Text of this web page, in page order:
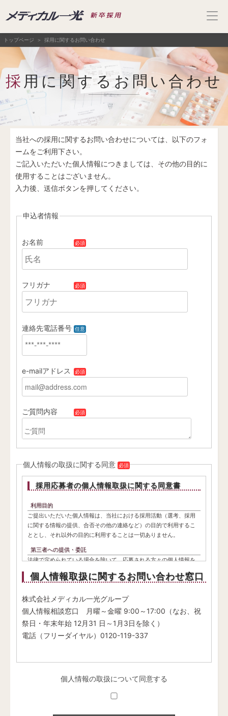
トップページ 採用に関するお問い合わせ
採用に関するお問い合わせ
当社への採用に関するお問い合わせについては、以下のフォ
ームをご利用下さい。
ご記入いただいた個人情報につきましては、その他の目的に
使用することはございません。
入力後、送信ボタンを押してください。
申込者情報
お名前 必須
フリガナ 必須
連絡先電話番号 任意
e-mailアドレス 必須
ご質問内容 必須
個人情報の取扱に関する同意 必須
採用応募者の個人情報取扱に関する同意書
利用目的
ご提出いただいた個人情報は、当社における採用活動（選考、採用
に関する情報の提供、合否その他の連絡など）の目的で利用するこ
ととし、それ以外の目的に利用することは一切ありません。
第三者への提供・委託
法律で定められている場合を除いて、応募される方々の個人情報を
いません。
開示･訂正･削除について
当社は、採用応募者の個人情報に関する開示等の求めを受け付けて
おります。その手続きについては、下記窓口にお問い合わせくださ
い。
個人情報取扱に関するお問い合わせ窓口
株式会社メディカル一光グループ
個人情報相談窓口 月曜～金曜 9:00～17:00（なお、祝
祭日・年末年始 12月31 日～1月3日を除く）
電話（フリーダイヤル）0120-119-337
個人情報の取扱について同意する